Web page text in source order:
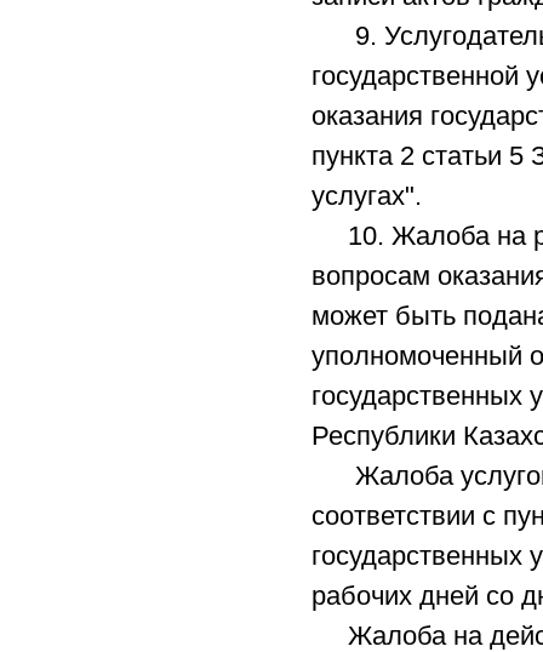
9. Услугодатель
государственной
оказания
пункта 2 статьи 5
услугах".
10. Жалоба на
вопросам
может быть
уполномоченный
государственных
Республики
Жалоба
соответствии с
государственных
рабочих дней со
Жалоба на